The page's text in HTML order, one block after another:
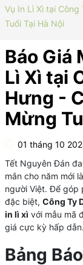
Vụ In Lì Xì tại
Tuổi Tại Hà Nội
Báo Giá
Lì Xì tại
Hưng -
Mừng
01 tháng 10
Tết Nguyên Đán
mắn cho năm mới
người Việt. Để góp
đặc biệt, Công Ty
in lì xì với mẫu mã
giá cực kỳ hấp dẫn.
Bảng